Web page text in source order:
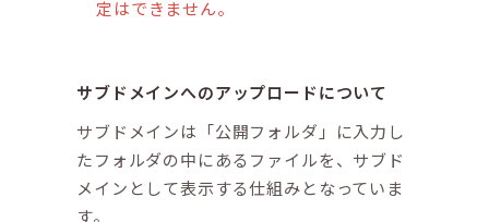
定はできません。
サブドメインへのアップロードについて
サブドメインは「公開フォルダ」に入力し
たフォルダの中にあるファイルを、サブド
メインとして表示する仕組みとなっていま
す。